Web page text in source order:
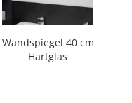
Wandspiegel 40 cm
Hartglas